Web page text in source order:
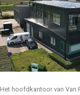
Het hoofdkantoor van Van